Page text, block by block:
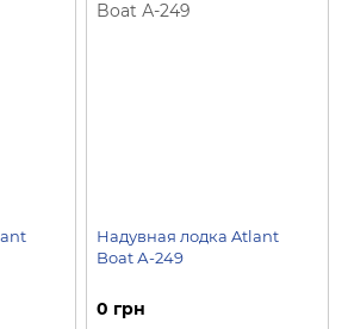
Надувная лодка Atlant
Boat А-249
0 грн